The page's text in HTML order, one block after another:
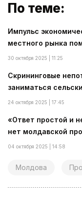
По теме:
Импульс
местного рынка
30 октября 2025 | 11:25
Скрининговые
заниматься
24 октября 2025 | 17:45
«Ответ простой и
нет молдавской
04 октября 2025 | 14:58
Молдова